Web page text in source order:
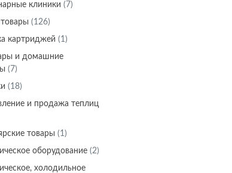
клиники (7)
(126)
картриджей (1)
и домашние
(7)
(18)
и продажа теплиц
товары (1)
оборудование (2)
холодильное